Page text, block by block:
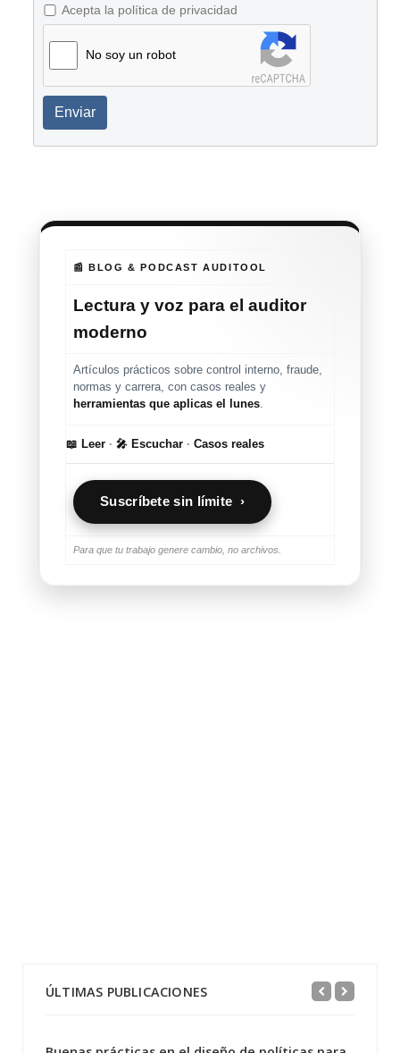
Acepta la política de privacidad
No soy un robot
Enviar
📰 BLOG & PODCAST AUDITOOL
Lectura y voz para el auditor
moderno
Artículos prácticos sobre control interno, fraude,
normas y carrera, con casos reales y
herramientas que aplicas el lunes.
📖 Leer · 🎤 Escuchar · Casos reales
Suscríbete sin límite ›
Para que tu trabajo genere cambio, no archivos.
ÚLTIMAS PUBLICACIONES